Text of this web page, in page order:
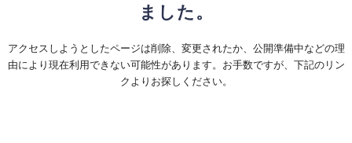
ました。
アクセスしようとしたページは削除、変更されたか、公開準備中などの理
由により現在利用できない可能性があります。お手数ですが、下記のリン
クよりお探しください。